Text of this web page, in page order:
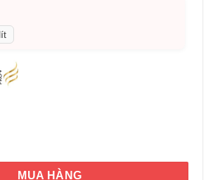
lít
hồi hư tổn Pantene Pro-V Repair &
MUA HÀNG